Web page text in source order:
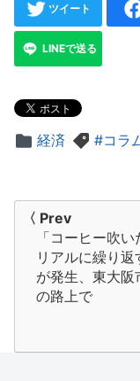
ツイート
LINEで送る
経済 コラ
〈 Prev
「コーヒー吹
リアルに繰り返
が発生、東大阪
の路上で